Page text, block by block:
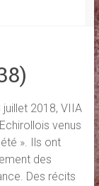
2018, VIIA
venus
». Ils ont
des
Des récits